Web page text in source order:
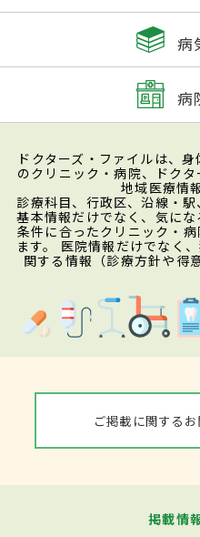
病
病
ドクターズ・ファイルは、
のクリニック・病院、ドク
地域医療情
診療科目、行政区、沿線・
基本情報だけでなく、気に
条件に合ったクリニック・
ます。 医院情報だけでなく
関する情報（診療方針や得
ご掲載に関する
掲載情